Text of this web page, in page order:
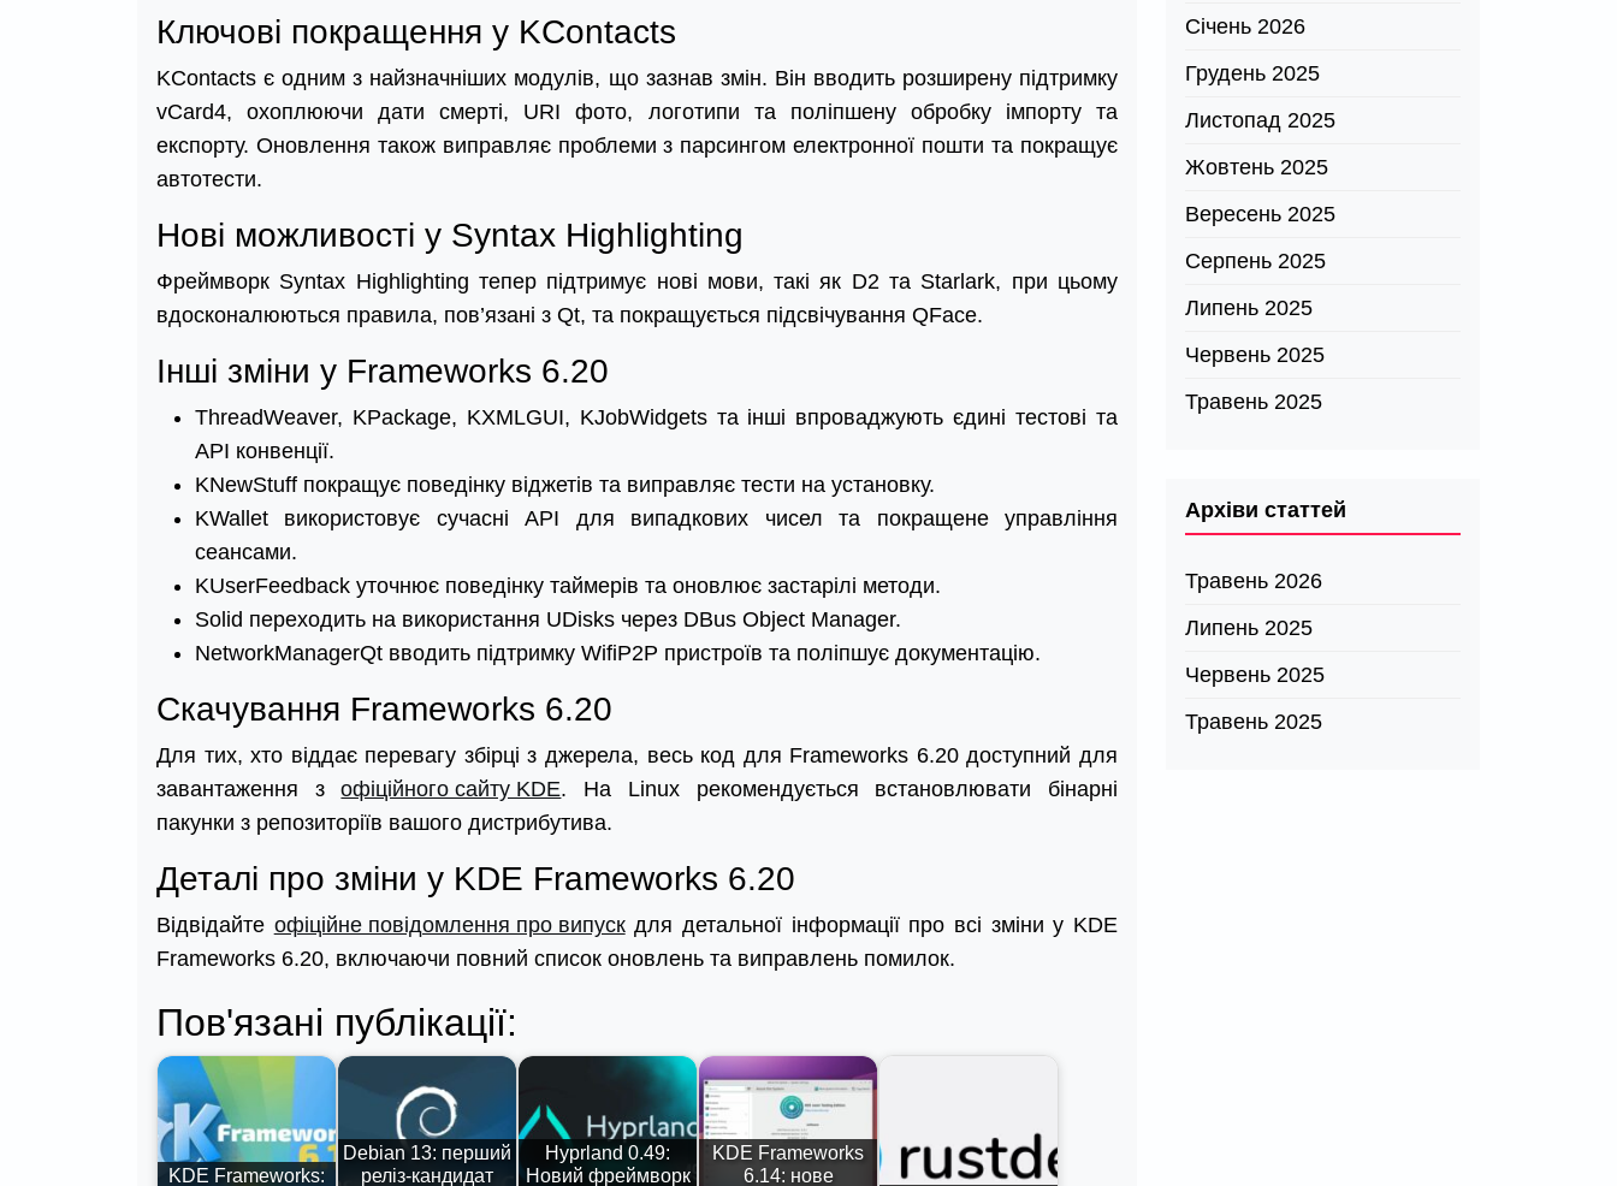
Ключові покращення у KContacts
KContacts є одним з найзначніших модулів, що зазнав змін. Він вводить розширену підтримку
vCard4, охоплюючи дати смерті, URI фото, логотипи та поліпшену обробку імпорту та
експорту. Оновлення також виправляє проблеми з парсингом електронної пошти та покращує
автотести.
Нові можливості у Syntax Highlighting
Фреймворк Syntax Highlighting тепер підтримує нові мови, такі як D2 та Starlark, при цьому
вдосконалюються правила, пов’язані з Qt, та покращується підсвічування QFace.
Інші зміни у Frameworks 6.20
ThreadWeaver, KPackage, KXMLGUI, KJobWidgets та інші впроваджують єдині тестові та
API конвенції.
KNewStuff покращує поведінку віджетів та виправляє тести на установку.
KWallet використовує сучасні API для випадкових чисел та покращене управління
сеансами.
KUserFeedback уточнює поведінку таймерів та оновлює застарілі методи.
Solid переходить на використання UDisks через DBus Object Manager.
NetworkManagerQt вводить підтримку WifiP2P пристроїв та поліпшує документацію.
Скачування Frameworks 6.20
Для тих, хто віддає перевагу збірці з джерела, весь код для Frameworks 6.20 доступний для
завантаження зофіційного сайту KDE. На Linux рекомендується встановлювати бінарні
пакунки з репозиторіїв вашого дистрибутива.
Деталі про зміни у KDE Frameworks 6.20
Відвідайте офіційне повідомлення про випускдля детальної інформації про всі зміни у KDE
Frameworks 6.20, включаючи повний список оновлень та виправлень помилок.
Пов'язані публікації:
KDE Frameworks:
Debian 13: перший
реліз-кандидат
Hyprland 0.49:
Новий фреймворк
KDE Frameworks
6.14: нове
Січень 2026
Грудень 2025
Листопад 2025
Жовтень 2025
Вересень 2025
Серпень 2025
Липень 2025
Червень 2025
Травень 2025
Архіви статтей
Травень 2026
Липень 2025
Червень 2025
Травень 2025